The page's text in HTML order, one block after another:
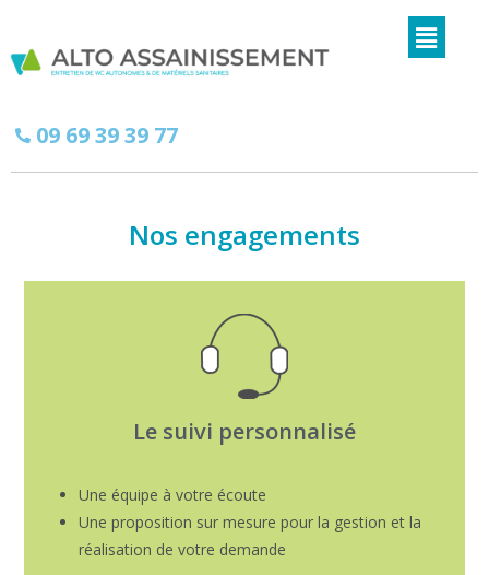
09 69 39 39 77
Nos engagements
Le suivi personnalisé
Une équipe à votre écoute
Une proposition sur mesure pour la gestion et la
réalisation de votre demande